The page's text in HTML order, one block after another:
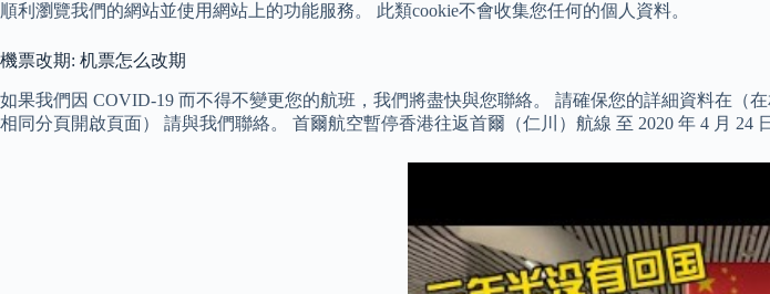
順利瀏覽我們的網站並使用網站上的功能服務。 此類cookie不會收集您任何的個人資料。
機票改期: 机票怎么改期
如果我們因 COVID-19 而不得不變更您的航班，我們將盡快與您聯絡。 請確保您的詳細資料在
相同分頁開啟頁面） 請與我們聯絡。 首爾航空暫停香港往返首爾（仁川）航線 至 2020 年 4 月 24